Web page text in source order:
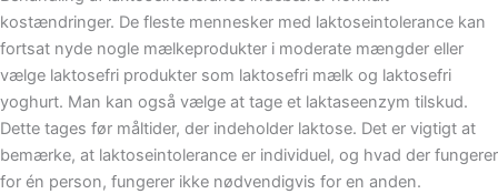
kostændringer. De fleste mennesker med laktoseintolerance kan
fortsat nyde nogle mælkeprodukter i moderate mængder eller
vælge laktosefri produkter som laktosefri mælk og laktosefri
yoghurt. Man kan også vælge at tage et laktaseenzym tilskud.
Dette tages før måltider, der indeholder laktose. Det er vigtigt at
bemærke, at laktoseintolerance er individuel, og hvad der fungerer
for én person, fungerer ikke nødvendigvis for en anden.